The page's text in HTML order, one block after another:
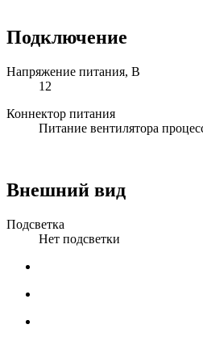
Подключение
Напряжение питания, В
12
Коннектор питания
Питание вентилятора
Внешний вид
Подсветка
Нет подсветки